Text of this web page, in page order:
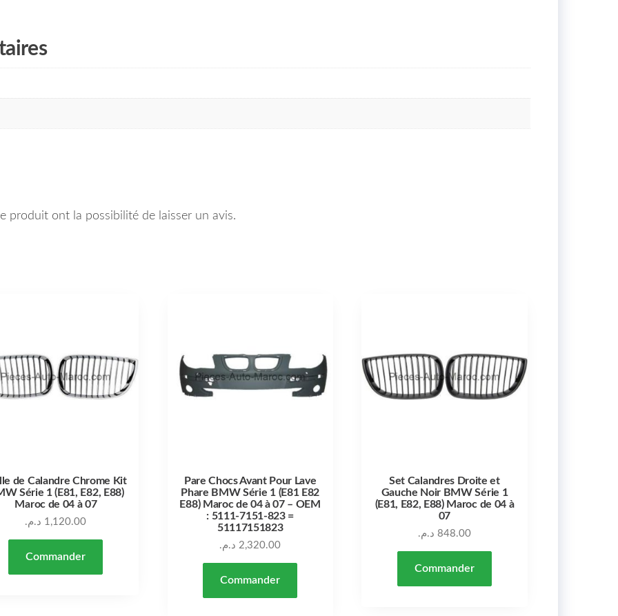
produit ont la possibilité de laisser un avis.
de Calandre Chrome Kit
Série 1 (E81, E82, E88)
Maroc de 04 à 07
1,120.00 د.م.
Commander
Pare Chocs Avant Pour Lave
Phare BMW Série 1 (E81 E82
E88) Maroc de 04 à 07 – OEM
: 5111-7151-823 =
51117151823
2,320.00 د.م.
Commander
Set Calandres Droite et
Gauche Noir BMW Série 1
(E81, E82, E88) Maroc de 04 à
07
848.00 د.م.
Commander